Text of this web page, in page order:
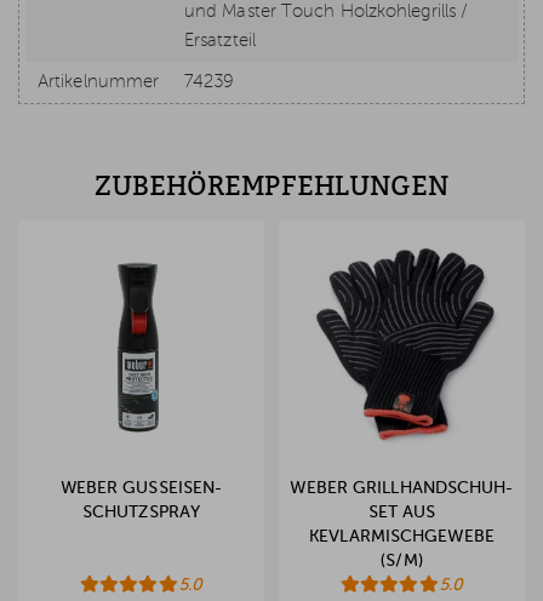
und Master Touch Holzkohlegrills /
Ersatzteil
Artikelnummer 74239
ZUBEHÖREMPFEHLUNGEN
WEBER GUSSEISEN-
SCHUTZSPRAY
5.0
WEBER GRILLHANDSCHUH-
SET AUS
KEVLARMISCHGEWEBE
(S/M)
5.0